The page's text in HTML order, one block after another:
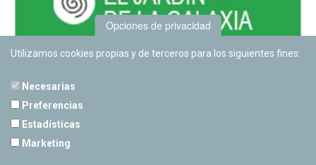
Opciones de privacidad
Utilizamos cookies propias y de terceros para los siguientes fines:
Necesarias
Preferencias
Estadísticas
Marketing